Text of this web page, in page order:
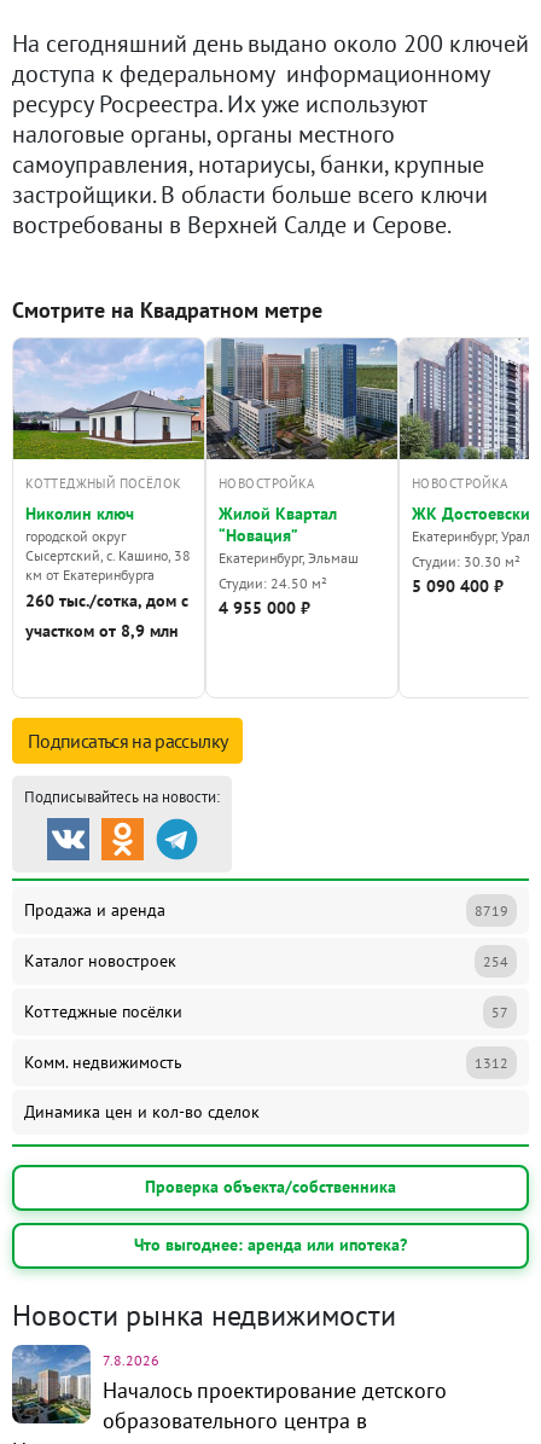
На сегодняшний день выдано около 200 ключей
доступа к федеральному информационному
ресурсу Росреестра. Их уже используют
налоговые органы, органы местного
самоуправления, нотариусы, банки, крупные
застройщики. В области больше всего ключи
востребованы в Верхней Салде и Серове.
Смотрите на Квадратном метре
КОТТЕДЖНЫЙ ПОСЁЛОК
Николин ключ
городской округ
Сысертский, с. Кашино, 38
км от Екатеринбурга
260 тыс./сотка, дом с
участком от 8,9 млн
НОВОСТРОЙКА
Жилой Квартал
“Новация”
Екатеринбург, Эльмаш
Студии: 24.50 м²
4 955 000 ₽
НОВОСТРОЙКА
ЖК Достоевский
Екатеринбург,
Студии: 30.30 м²
5 090 400 ₽
Подписаться на рассылку
Подписывайтесь на новости:
Продажа и аренда 8719
Каталог новостроек 254
Коттеджные посёлки 57
Комм. недвижимость 1312
Динамика цен и кол-во сделок
Проверка объекта/собственника
Что выгоднее: аренда или ипотека?
Новости рынка недвижимости
7.8.2026
Началось проектирование детского
образовательного центра в